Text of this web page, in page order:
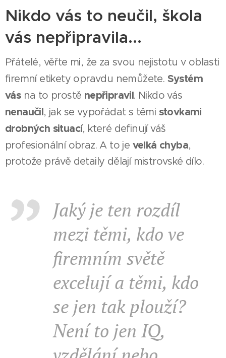
Nikdo vás to neučil, škola
vás nepřipravila...
Přátelé, věřte mi, že za svou nejistotu v oblasti
firemní etikety opravdu nemůžete. Systém
vásna to prostě nepřipravil. Nikdo vás
nenaučil, jak se vypořádat s těmi stovkami
drobných situací, které definují váš
profesionální obraz. A to je velká chyba,
protože právě detaily dělají mistrovské dílo.
Jaký je ten rozdíl
mezi těmi, kdo ve
firemním světě
excelují a těmi, kdo
se jen tak plouží?
Není to jen IQ,